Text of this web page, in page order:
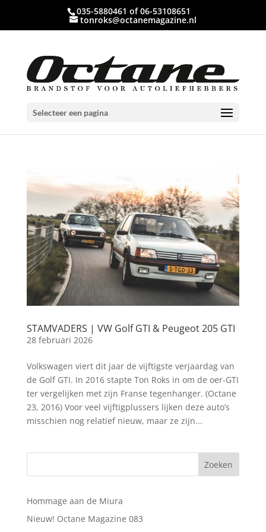
035-5880461 of 06-53108651
tonroks@octanemagazine.nl
Selecteer een pagina
STAMVADERS | VW Golf GTI & Peugeot 205 GTI
28 februari 2026
Volkswagen viert dit jaar de vijftigste verjaardag van
de Golf GTI. In 2016 stapte Ton Roks in om de oer-GTI
ter vergelijken met zijn Franse tegenhanger. (Octane
23, 2016) Voor veel vijftigplussers lijken deze auto’s
misschien nog relatief nieuw, maar ze zijn...
Hommage aan de Miura
Nieuw! Octane Magazine 083